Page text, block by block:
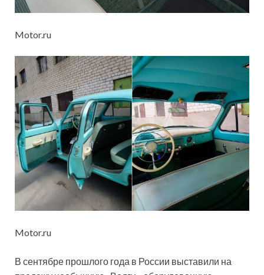
Motor.ru
Motor.ru
В сентябре прошлого года в России выставили на